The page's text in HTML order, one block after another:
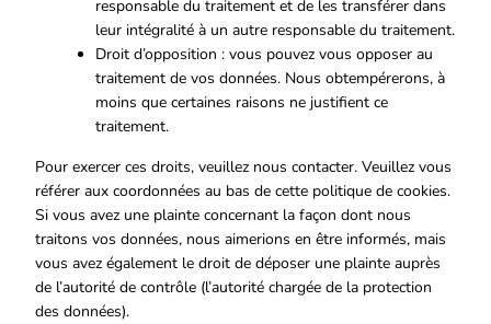
responsable du traitement et de les transférer dans
leur intégralité à un autre responsable du traitement.
Droit d’opposition : vous pouvez vous opposer au
traitement de vos données. Nous obtempérerons, à
moins que certaines raisons ne justifient ce
traitement.
Pour exercer ces droits, veuillez nous contacter. Veuillez vous
référer aux coordonnées au bas de cette politique de cookies.
Si vous avez une plainte concernant la façon dont nous
traitons vos données, nous aimerions en être informés, mais
vous avez également le droit de déposer une plainte auprès
de l’autorité de contrôle (l’autorité chargée de la protection
des données).